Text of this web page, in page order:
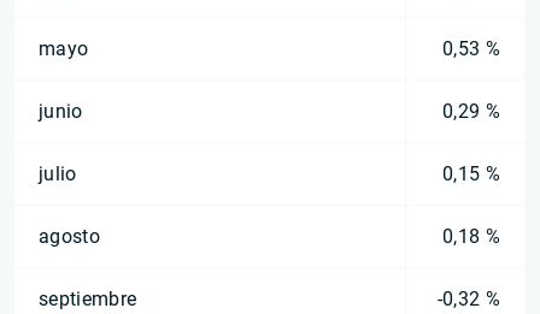
mayo 0,53 %
junio 0,29 %
julio 0,15 %
agosto 0,18 %
septiembre -0,32 %